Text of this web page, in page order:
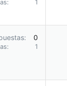
1
0
1